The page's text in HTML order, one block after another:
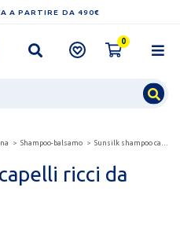
A PARTIRE DA 490€
0
Shampoo-balsamo Sunsilk shampoo capelli ricci da sogno 250 ml
ricci da